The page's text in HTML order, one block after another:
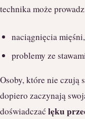
technika może
naciągnięcia mięśni,
problemy ze
Osoby, które nie czują
dopiero zaczynają
doświadczać lęku